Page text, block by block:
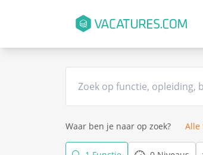
Waar ben je naar op zoek? Alle